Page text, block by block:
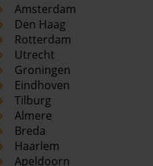
Amsterdam
Den Haag
Rotterdam
Utrecht
Groningen
Eindhoven
Tilburg
Almere
Breda
Haarlem
Apeldoorn